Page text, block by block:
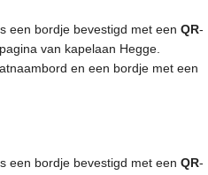
een bordje bevestigd met een QR-
van kapelaan Hegge.
en een bordje met een
een bordje bevestigd met een QR-